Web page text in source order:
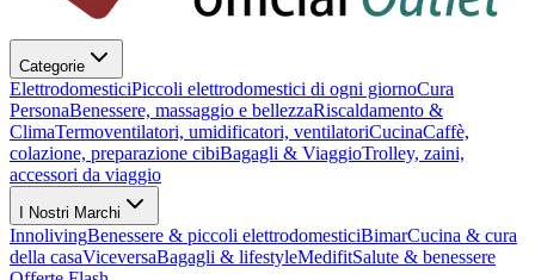
Categorie
ElettrodomesticiPiccoli elettrodomestici di ogni giornoCura
PersonaBenessere, massaggio e bellezzaRiscaldamento &
ClimaTermoventilatori, umidificatori, ventilatoriCucinaCaffè,
colazione, preparazione cibiBagagli & ViaggioTrolley, zaini,
accessori da viaggio
I Nostri Marchi
InnolivingBenessere & piccoli elettrodomesticiBimarCucina & cura
della casaViceversaBagagli & lifestyleMedifitSalute & benessere